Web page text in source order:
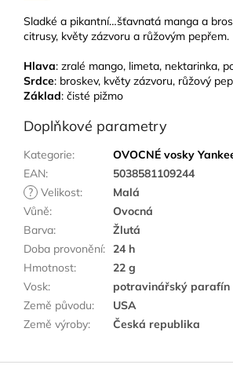
Sladké a pikantní…šťavnatá manga a
citrusy, květy zázvoru a růžovým pepřem.
Hlava: zralé mango, limeta, nektarinka,
Srdce: broskev, květy zázvoru, růžový
Základ: čisté pižmo
Doplňkové parametry
Kategorie:
OVOCNÉ vosky
EAN:
5038581109244
? Velikost:
Malá
Vůně:
Ovocná
Barva:
Žlutá
Doba provonění: 24 h
Hmotnost:
22 g
Vosk:
potravinářský parafín
Země původu:
USA
Země výroby: Česká republika